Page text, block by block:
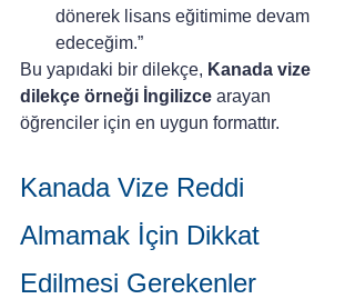
dönerek lisans eğitimime devam
edeceğim.”
Bu yapıdaki bir dilekçe, Kanada vize
dilekçe örneği İngilizce arayan
öğrenciler için en uygun formattır.
Kanada Vize Reddi
Almamak İçin Dikkat
Edilmesi Gerekenler